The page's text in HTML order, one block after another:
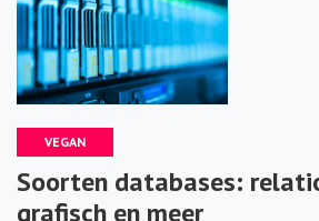
VEGAN
Soorten databases:
grafisch en meer